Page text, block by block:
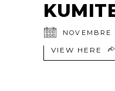
NOVEMBRE
VIEW HERE